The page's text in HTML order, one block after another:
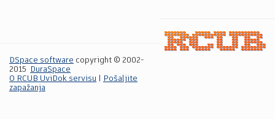
DSpace software copyright © 2002-
2015
DuraSpace
O RCUB UviDok servisu
Pošaljite
zapažanja